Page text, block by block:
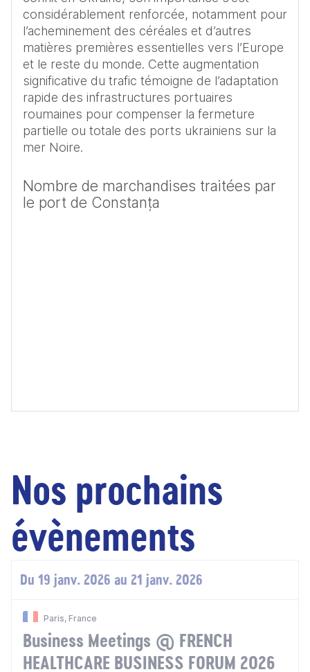
considérablement renforcée, notamment pour
l’acheminement des céréales et d’autres
matières premières essentielles vers l’Europe
et le reste du monde. Cette augmentation
significative du trafic témoigne de l’adaptation
rapide des infrastructures portuaires
roumaines pour compenser la fermeture
partielle ou totale des ports ukrainiens sur la
mer Noire.
Nombre de marchandises traitées par
le port de Constanța
Nos prochains
évènements
Du 19 janv. 2026 au 21 janv. 2026
Paris, France
Business Meetings @ FRENCH
HEALTHCARE BUSINESS FORUM 2026